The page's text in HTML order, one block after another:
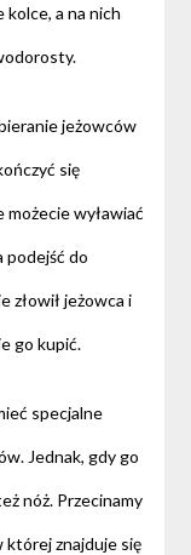
kolce, a na nich
jeżowców
się
możecie wyławiać
podejść do
złowił jeżowca i
go kupić.
specjalne
Jednak, gdy go
nóż. Przecinamy
której znajduje się